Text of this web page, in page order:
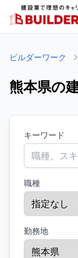
ビルダーワーク
熊本県の
キーワード
職種
勤務地